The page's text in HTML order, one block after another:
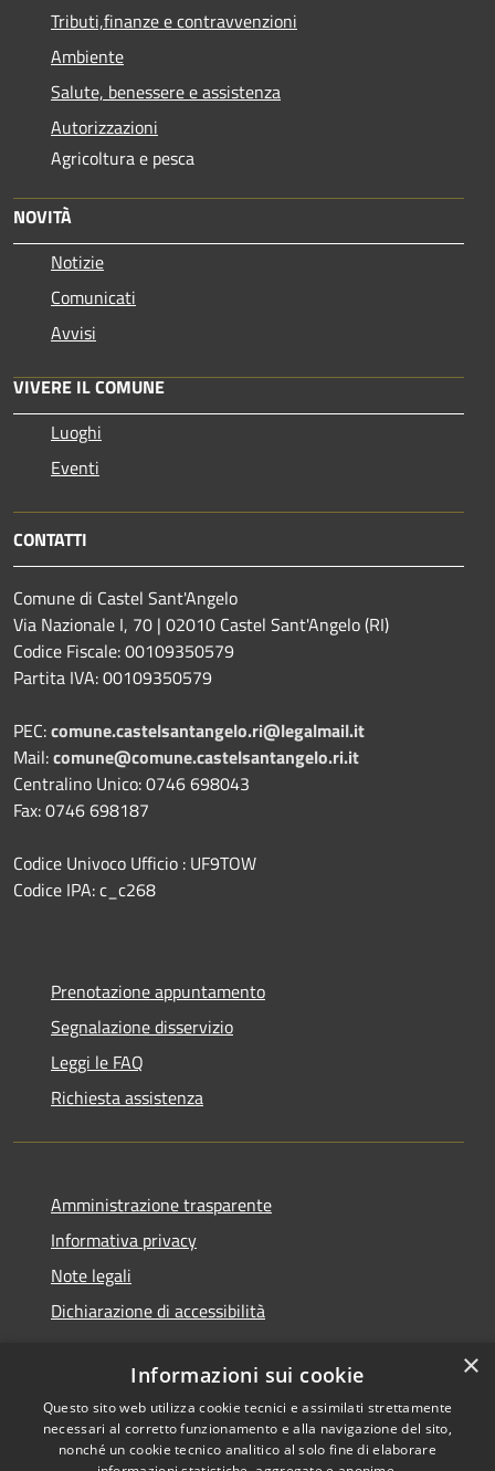
Tributi,finanze e contravvenzioni
Ambiente
Salute, benessere e assistenza
Autorizzazioni
Agricoltura e pesca
NOVITÀ
Notizie
Comunicati
Avvisi
VIVERE IL COMUNE
Luoghi
Eventi
CONTATTI
Comune di Castel Sant'Angelo
Via Nazionale I, 70 | 02010 Castel Sant'Angelo (RI)
Codice Fiscale: 00109350579
Partita IVA: 00109350579
PEC:comune.castelsantangelo.ri@legalmail.it
Mail:comune@comune.castelsantangelo.ri.it
Centralino Unico: 0746 698043
Fax: 0746 698187
Codice Univoco Ufficio : UF9TOW
Codice IPA: c_c268
Prenotazione appuntamento
Segnalazione disservizio
Leggi le FAQ
Richiesta assistenza
Amministrazione trasparente
Informativa privacy
Note legali
Dichiarazione di accessibilità
RSS
Accessibilità
Copyright © 2026 • Comune di
Castel Sant'Angelo • Powered
×
Informazioni sui cookie
Questo sito web utilizza cookie tecnici e assimilati strettamente
necessari al corretto funzionamento e alla navigazione del sito,
nonché un cookie tecnico analitico al solo fine di elaborare